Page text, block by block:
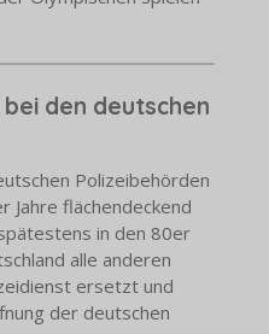
den deutschen
Polizeibehörden
Jahre flächendeckend
in den 80er
alle anderen
ersetzt und
der deutschen